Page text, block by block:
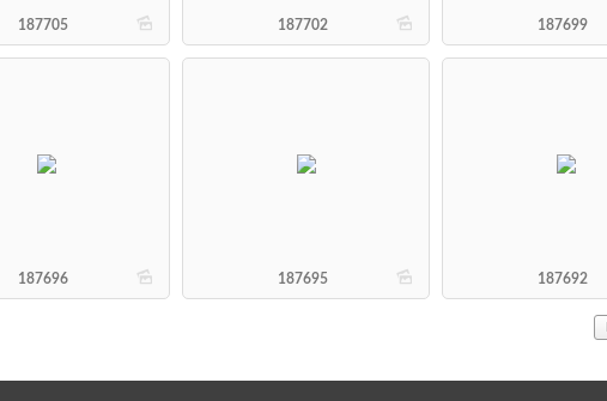
b
187705 b
187702 187699
b
187696 b
187695 187692